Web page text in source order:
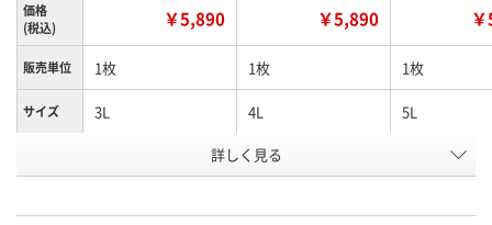
価格
(税込)
￥5,890 ￥5,890
販売単位 1枚 1枚 1枚
サイズ 3L 4L 5L
U889741 U889742
詳しく見る